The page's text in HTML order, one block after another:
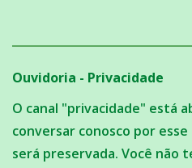
Ouvidoria - Privacidade
O canal "privacidade" está
conversar conosco por
será preservada. Você não